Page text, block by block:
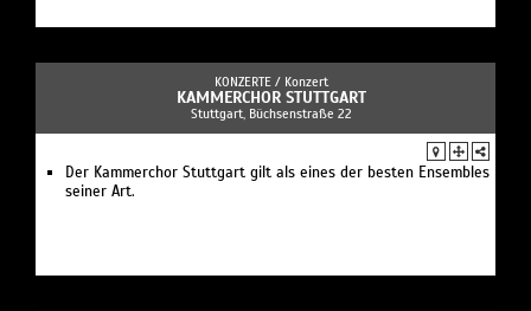
KONZERTE / Konzert
KAMMERCHOR STUTTGART
Stuttgart, Büchsenstraße 22
Der Kammerchor Stuttgart gilt als eines der besten Ensembles
seiner Art.